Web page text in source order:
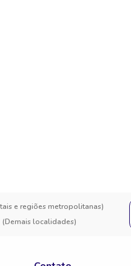
e regiões metropolitanas)
(Demais localidades)